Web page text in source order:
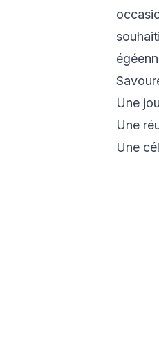
Une
Une
Une